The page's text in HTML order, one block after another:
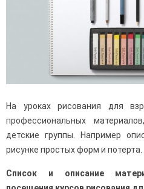
На уроках рисования для
профессиональных
детские группы. Например
рисунке простых форм и потерта.
Список и описание